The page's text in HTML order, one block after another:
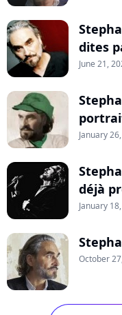
dites
June 21,
January
déjà
January
October